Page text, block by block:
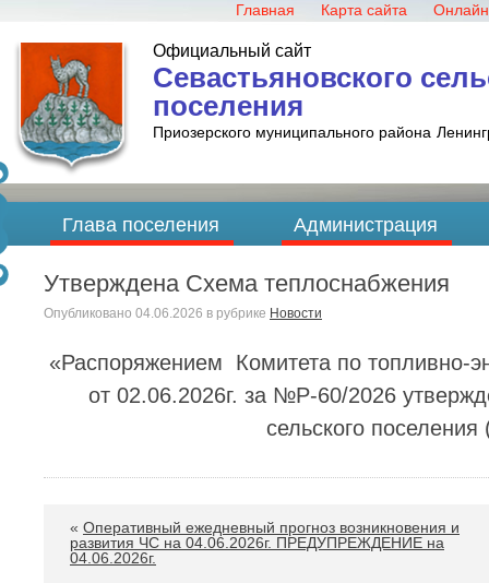
Главная Карта сайта
Официальный сайт
Севастьяновского
поселения
Приозерского муниципального района
Глава поселения Администрация
Утверждена Схема теплоснабжения
Опубликовано 04.06.2026 в рубрике Новости
«Распоряжением Комитета по топливно-
от 02.06.2026г. за №Р-60/2026
сельского
« Оперативный ежедневный прогноз возникновения и
развития ЧС на 04.06.2026г. ПРЕДУПРЕЖДЕНИЕ на
04.06.2026г.